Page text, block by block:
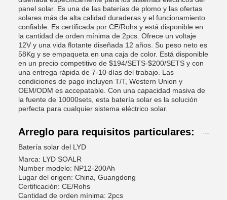
panel solar. Es una de las baterías de plomo y las ofertas
solares más de alta calidad duraderas y el funcionamiento
confiable. Es certificada por CE/Rohs y está disponible en
la cantidad de orden mínima de 2pcs. Ofrece un voltaje
12V y una vida flotante diseñada 12 años. Su peso neto es
58Kg y se empaqueta en una caja de color. Está disponible
en un precio competitivo de $194/SETS-$200/SETS y con
una entrega rápida de 7-10 días del trabajo. Las
condiciones de pago incluyen T/T, Western Union y
OEM/ODM es accepatable. Con una capacidad masiva de
la fuente de 10000sets, esta batería solar es la solución
perfecta para cualquier sistema eléctrico solar.
Arreglo para requisitos particulares:
Batería solar del LYD
Marca: LYD SOALR
Number modelo: NP12-200Ah
Lugar del origen: China, Guangdong
Certificación: CE/Rohs
Cantidad de orden mínima: 2pcs